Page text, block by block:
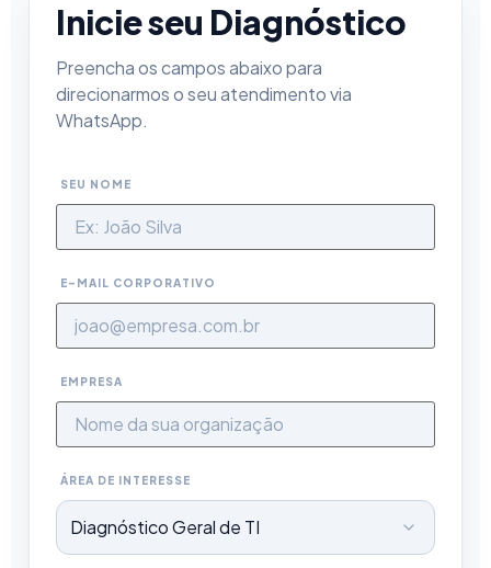
Inicie seu Diagnóstico
Preencha os campos abaixo para
direcionarmos o seu atendimento via
WhatsApp.
SEU NOME
E-MAIL CORPORATIVO
EMPRESA
ÁREA DE INTERESSE